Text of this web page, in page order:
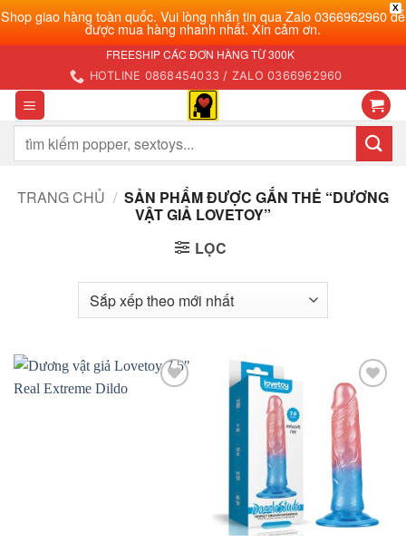
X
Shop giao hàng toàn quốc. Vui lòng nhắn tin qua Zalo 0366962960 để
được mua hàng nhanh nhất. Xin cảm ơn.
nội
dung
FREESHIP CÁC ĐƠN HÀNG TỪ 300K
HOTLINE 0868454033 / ZALO 0366962960
Tìm
kiếm:
TRANG CHỦ / SẢN PHẨM ĐƯỢC GẮN THẺ “DƯƠNG
VẬT GIẢ LOVETOY”
LỌC
Add to
wishlist